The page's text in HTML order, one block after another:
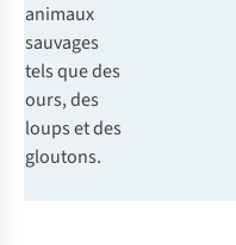
animaux
sauvages
tels que des
ours, des
loups et des
gloutons.